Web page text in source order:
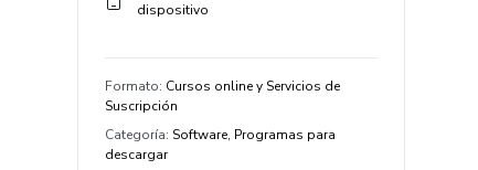
dispositivo
Formato: Cursos online y Servicios de
Suscripción
Categoría: Software, Programas para
descargar